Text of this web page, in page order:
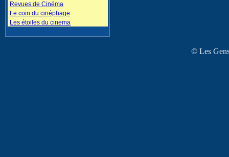
Revues de Cinéma
Le coin du cinéphage
Les étoiles du cinema
© Les